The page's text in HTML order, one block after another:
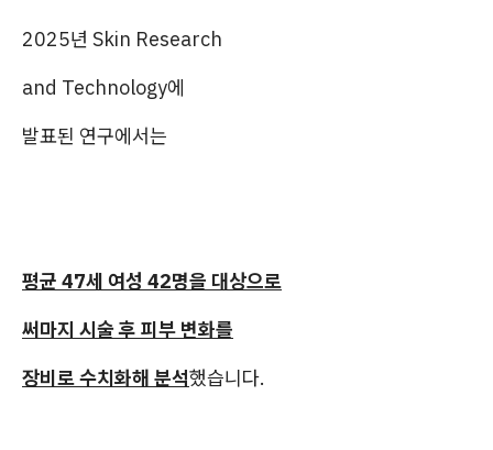
2025년 Skin Research
and Technology에
발표된 연구에서는
평균 47세 여성 42명을 대상으로
써마지 시술 후 피부 변화를
장비로 수치화해 분석했습니다.